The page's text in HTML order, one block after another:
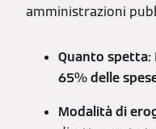
amministrazioni
Quanto spetta:
65% delle
Modalità di